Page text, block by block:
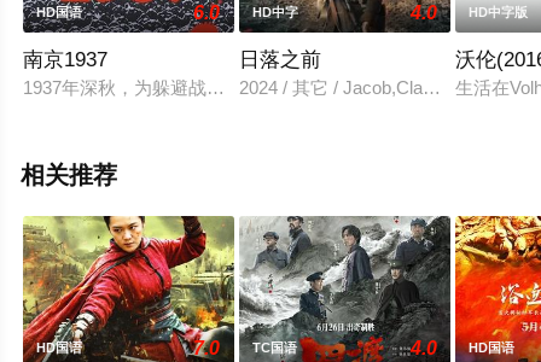
HD国语 6.0
南京1937
1937年深秋，为躲避战乱，中国医生成贤（秦汉 饰）携带怀有
HD中字 4.0
日落之前
2024 / 其它 / Jacob,Clayton,麦尔斯·
HD中字版
沃伦
生活在
相关推荐
HD国语 7.0 TC国语 4.0 HD国语